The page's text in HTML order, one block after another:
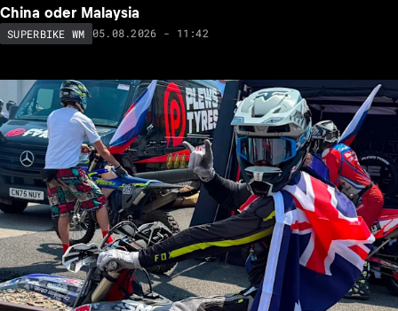
China oder Malaysia
SUPERBIKE WM 05.08.2026 - 11:42